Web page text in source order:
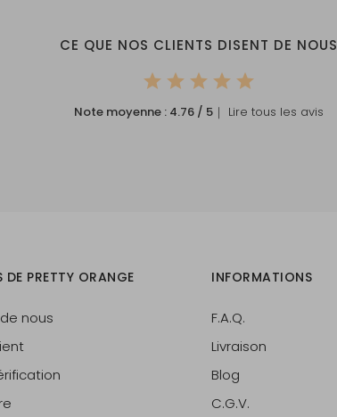
CE QUE NOS CLIENTS DISENT DE NOUS
Note moyenne : 4.76 / 5 ｜ Lire tous les avis
DE PRETTY ORANGE
nous
INFORMATIONS
F.A.Q.
Livraison
Blog
C.G.V.